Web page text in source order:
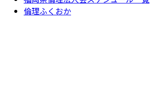
倫理ふくおか